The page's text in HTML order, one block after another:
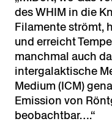
des WHIM in die
Filamente strömt,
und erreicht
manchmal auch
intergalaktische
Medium (ICM)
Emission von
beobachtbar….“